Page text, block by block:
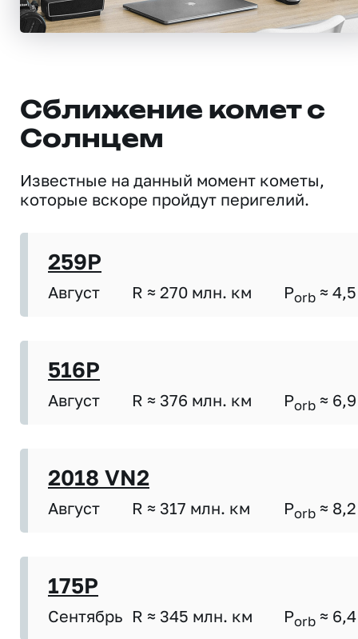
Сближение комет с
Солнцем
Известные на данный момент кометы,
которые вскоре пройдут перигелий.
259P
Август R ≈ 270 млн. км Porb ≈ 4,5
516P
Август R ≈ 376 млн. км Porb ≈ 6,9
2018 VN2
Август R ≈ 317 млн. км Porb ≈ 8,2
175P
Сентябрь R ≈ 345 млн. км Porb ≈ 6,4